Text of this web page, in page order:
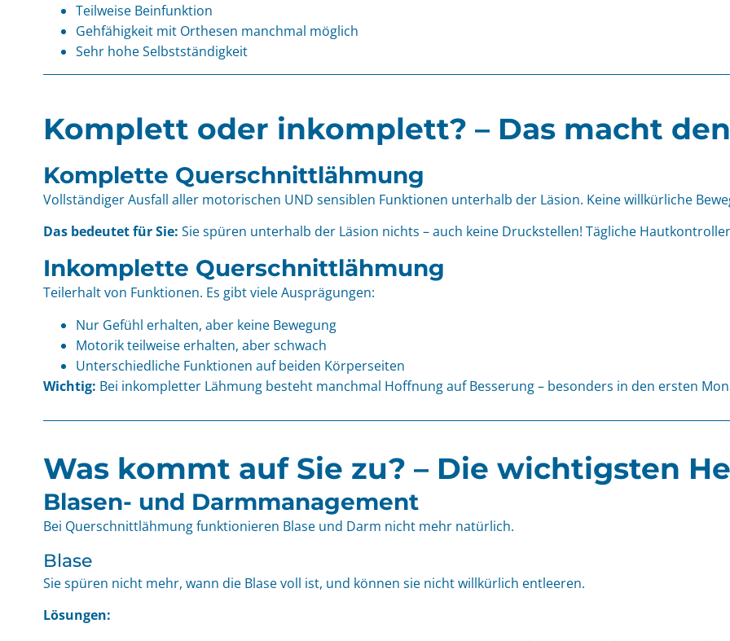
Teilweise Beinfunktion
Gehfähigkeit mit Orthesen manchmal möglich
Sehr hohe Selbstständigkeit
Komplett oder inkomplett? – Das macht
Komplette Querschnittlähmung
Vollständiger Ausfall aller motorischen UND sensiblen Funktionen unterhalb der Läsion. Keine willkürliche
Das bedeutet für Sie: Sie spüren unterhalb der Läsion nichts – auch keine Druckstellen! Tägliche
Inkomplette Querschnittlähmung
Teilerhalt von Funktionen. Es gibt viele Ausprägungen:
Nur Gefühl erhalten, aber keine Bewegung
Motorik teilweise erhalten, aber schwach
Unterschiedliche Funktionen auf beiden Körperseiten
Wichtig: Bei inkompletter Lähmung besteht manchmal Hoffnung auf Besserung – besonders in den ersten
Was kommt auf Sie zu? – Die wichtigsten
Blasen- und Darmmanagement
Bei Querschnittlähmung funktionieren Blase und Darm nicht mehr natürlich.
Blase
Sie spüren nicht mehr, wann die Blase voll ist, und können sie nicht willkürlich entleeren.
Lösungen: